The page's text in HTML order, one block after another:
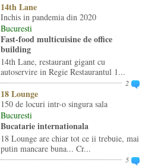
14th Lane
Inchis in pandemia din 2020
Bucuresti
Fast-food multicuisine de office
building
14th Lane, restaurant gigant cu
autoservire in Regie Restaurantul 1...
2
18 Lounge
150 de locuri intr-o singura sala
Bucuresti
Bucatarie internationala
18 Lounge are chiar tot ce ii trebuie, mai
putin mancare buna... Cr...
5